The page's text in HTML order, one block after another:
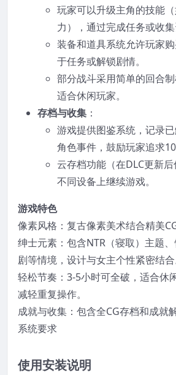
玩家可以升级主角的技能
力），通过完成任务或收集
装备和道具系统允许玩家
于任务或解锁剧情。
部分战斗采用简单的回合
适合休闲玩家。
存档与收集 ：
游戏提供图鉴系统，记录
角色事件，鼓励玩家追求
云存档功能（在DLC更新
不同设备上继续游戏。
游戏特色
像素风格：复古像素美术结合精美
绅士元素：包含NTR（寝取）主题
剧等情境，设计与女主个性紧密结合
轻松节奏：3-5小时可全破，适合休
减轻重复操作。
成就与收集：包含全CG存档和成就
系统要求
使用安装说明